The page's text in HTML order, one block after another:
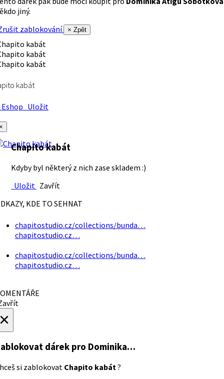
jiný.
zablokování
× Zpět
kabát
Uložit
Chapito kabát
Kdyby byl některý z nich zase skladem :)
Uložit Zavřít
KDE TO SEHNAT
chapitostudio.cz/collections/bunda…
chapitostudio.cz…
chapitostudio.cz/collections/bunda…
chapitostudio.cz…
dárek pro Dominika…
si zablokovat Chapito kabát ?